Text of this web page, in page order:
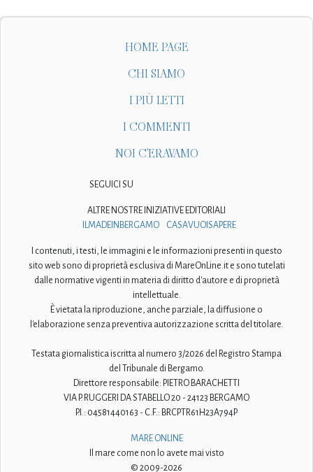
HOME PAGE
CHI SIAMO
I PIÙ LETTI
I COMMENTI
NOI C'ERAVAMO
SEGUICI SU
ALTRE NOSTRE INIZIATIVE EDITORIALI
ILMADEINBERGAMO
CASAVUOISAPERE
I contenuti, i testi, le immagini e le informazioni presenti in questo
sito web sono di proprietà esclusiva di MareOnLine.it e sono tutelati
dalle normative vigenti in materia di diritto d'autore e di proprietà
intellettuale.
È vietata la riproduzione, anche parziale, la diffusione o
l'elaborazione senza preventiva autorizzazione scritta del titolare.
Testata giornalistica iscritta al numero 3/2026 del Registro Stampa
del Tribunale di Bergamo.
Direttore responsabile: PIETRO BARACHETTI
VIA P. RUGGERI DA STABELLO 20 - 24123 BERGAMO
P.I.: 04581440163 - C.F.: BRCPTR61H23A794P
MARE ONLINE
Il mare come non lo avete mai visto
© 2009-2026